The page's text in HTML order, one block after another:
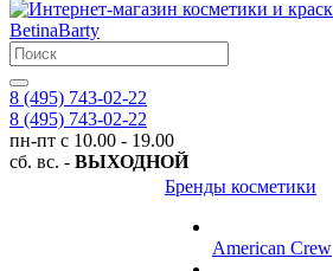
8 (495) 743-02-22
8 (495) 743-02-22
пн-пт с 10.00 - 19.00
сб. вс. - ВЫХОДНОЙ
Бренды косметики
American Crew